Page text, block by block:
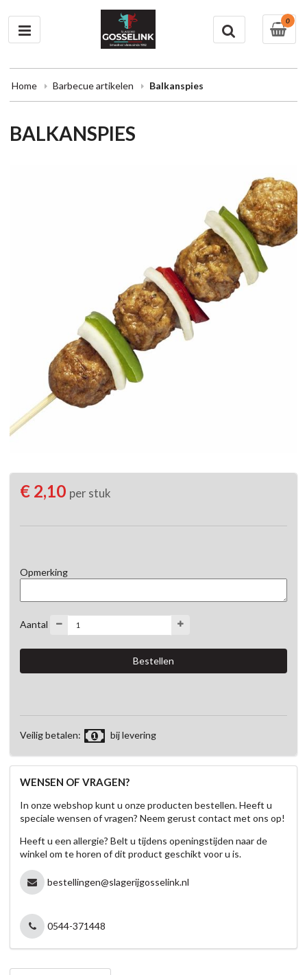
0
Home Barbecue artikelen Balkanspies
BALKANSPIES
€ 2,10 per stuk
Opmerking
Aantal
Veilig betalen: bij levering
WENSEN OF VRAGEN?
In onze webshop kunt u onze producten bestellen. Heeft u
speciale wensen of vragen? Neem gerust contact met ons op!
Heeft u een allergie? Belt u tijdens openingstijden naar de
winkel om te horen of dit product geschikt voor u is.
bestellingen@slagerijgosselink.nl
0544-371448